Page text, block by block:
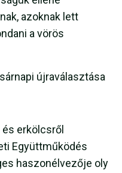
azoknak lett
a vörös
újraválasztása
erkölcsről
Együttműködés
haszonélvezője oly